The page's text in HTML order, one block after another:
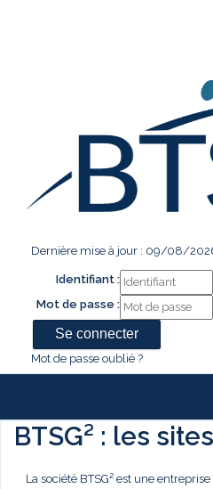
Dernière mise à jour : 09/08/
Identifiant :
Mot de passe :
Mot de passe oublié ?
BTSG² : les sites
La société BTSG² est une